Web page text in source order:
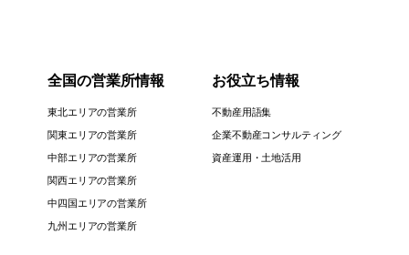
全国の営業所情報
東北エリアの営業所
関東エリアの営業所
中部エリアの営業所
関西エリアの営業所
中四国エリアの営業所
九州エリアの営業所
お役立ち情報
不動産用語集
企業不動産コンサルティング
資産運用・土地活用